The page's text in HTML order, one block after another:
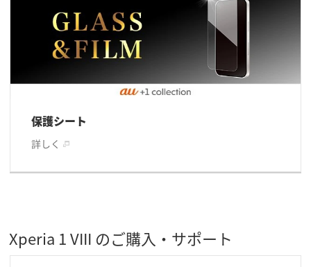
保護シート
詳しく
Xperia 1 VIII のご購入・サポート